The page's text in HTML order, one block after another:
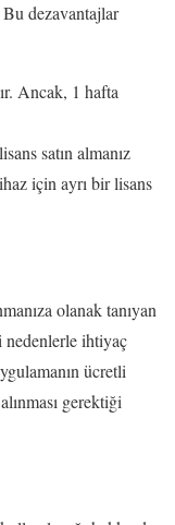
Bu dezavantajlar
Ancak, 1 hafta
satın almanız
için ayrı bir lisans
olanak tanıyan
nedenlerle ihtiyaç
ücretli
gerektiği